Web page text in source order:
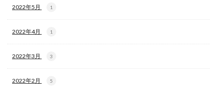
2022年5月 1
2022年4月 1
2022年3月 3
2022年2月 5